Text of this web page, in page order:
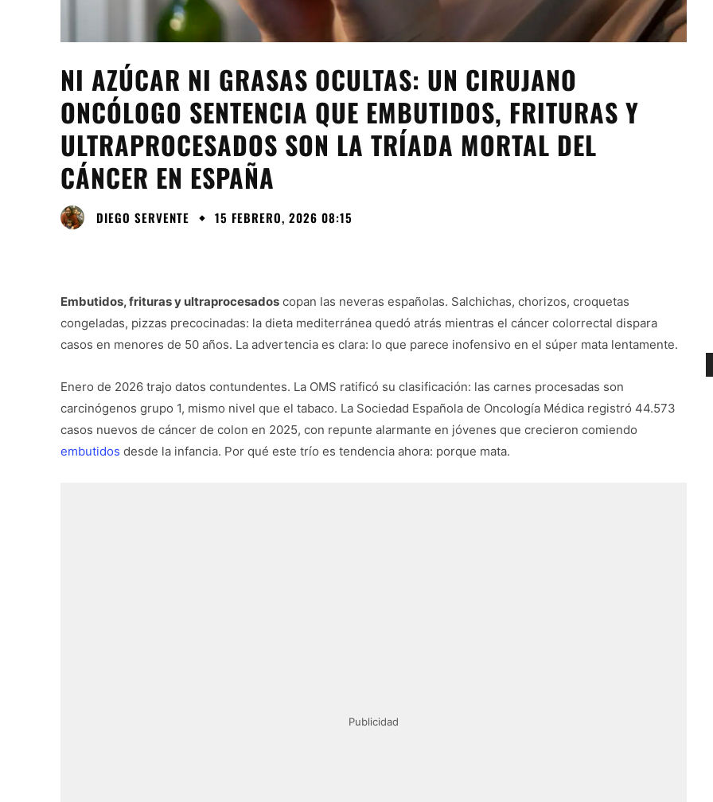
NI AZÚCAR NI GRASAS OCULTAS: UN CIRUJANO
ONCÓLOGO SENTENCIA QUE EMBUTIDOS, FRITURAS Y
ULTRAPROCESADOS SON LA TRÍADA MORTAL DEL
CÁNCER EN ESPAÑA
DIEGO SERVENTE 15 FEBRERO, 2026 08:15
Embutidos, frituras y ultraprocesados copan las neveras españolas. Salchichas, chorizos, croquetas
congeladas, pizzas precocinadas: la dieta mediterránea quedó atrás mientras el cáncer colorrectal dispara
casos en menores de 50 años. La advertencia es clara: lo que parece inofensivo en el súper mata lentamente.
Enero de 2026 trajo datos contundentes. La OMS ratificó su clasificación: las carnes procesadas son
carcinógenos grupo 1, mismo nivel que el tabaco. La Sociedad Española de Oncología Médica registró 44.573
casos nuevos de cáncer de colon en 2025, con repunte alarmante en jóvenes que crecieron comiendo
embutidos desde la infancia. Por qué este trío es tendencia ahora: porque mata.
Publicidad